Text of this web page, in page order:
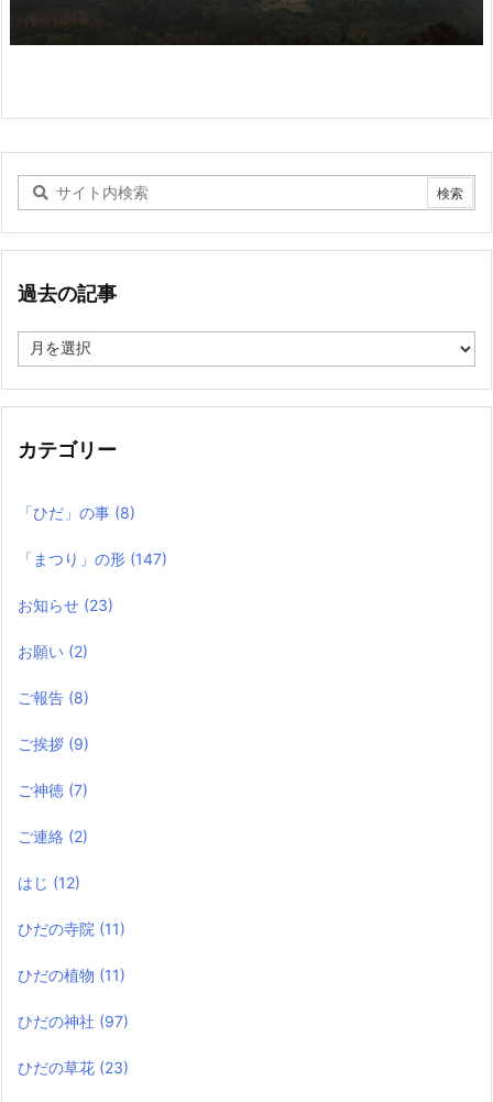
過去の記事
去
記
カテゴリー
「ひだ」の事 (8)
「まつり」の形 (147)
お知らせ (23)
お願い (2)
ご報告 (8)
ご挨拶 (9)
ご神徳 (7)
ご連絡 (2)
はじ (12)
ひだの寺院 (11)
ひだの植物 (11)
ひだの神社 (97)
ひだの草花 (23)